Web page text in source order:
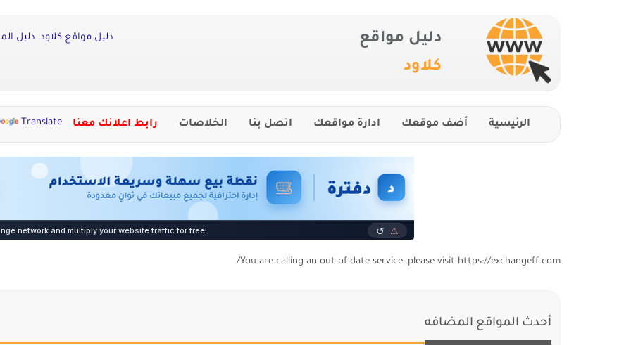
دليل مواقع
كلاود
دليل مواقع كلاود، دليل
الرئيسية أضف موقعك ادارة مواقعك اتصل بنا الخلاصات رابط اعلانك معنا Translate
You are calling an out of date service, please visit https://exchangeff.com/
أحدث المواقع المضافه